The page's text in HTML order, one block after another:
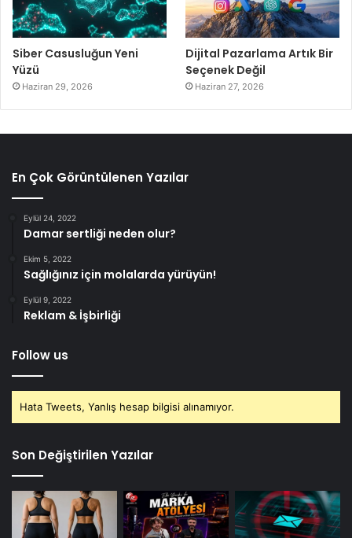
Siber Casusluğun Yeni
Yüzü
Haziran 29, 2026
Dijital Pazarlama Artık Bir
Seçenek Değil
Haziran 27, 2026
En Çok Görüntülenen Yazılar
Eylül 24, 2022
Damar sertliği neden olur?
Ekim 5, 2022
Sağlığınız için molalarda yürüyün!
Eylül 9, 2022
Reklam & İşbirliği
Follow us
Hata Tweets, Yanlış hesap bilgisi alınamıyor.
Son Değiştirilen Yazılar